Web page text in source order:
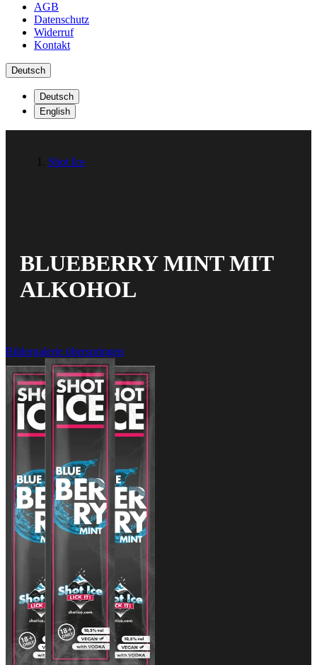
AGB
Datenschutz
Widerruf
Kontakt
Deutsch
Deutsch
English
Shot Ice
BLUEBERRY MINT MIT
ALKOHOL
Bildergalerie überspringen